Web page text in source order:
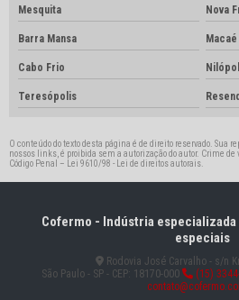
Mesquita Nova
Barra Mansa Macaé
Cabo Frio
Teresópolis
O conteúdo do texto desta página é de direito reservado. Sua
nossos links, é proibida sem a autorização do autor. Crime de
Código Penal –
Lei 9610/98 - Lei de direitos autorais
Cofermo - Indústria
especiais
Rodovia José Carvalho - s/n
São Paulo - SP - CEP: 18170-000
(15)